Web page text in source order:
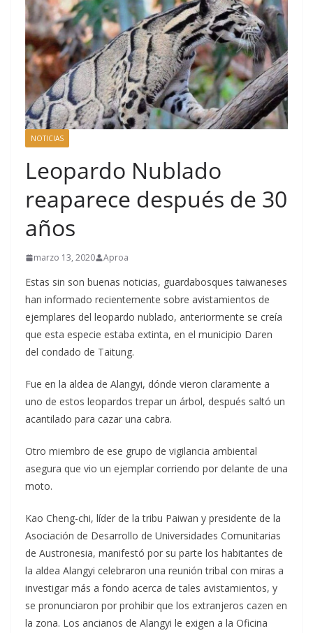
NOTICIAS
Leopardo Nublado
reaparece después de 30
años
marzo 13, 2020 Aproa
Estas sin son buenas noticias, guardabosques taiwaneses
han informado recientemente sobre avistamientos de
ejemplares del leopardo nublado, anteriormente se creía
que esta especie estaba extinta, en el municipio Daren
del condado de Taitung.
Fue en la aldea de Alangyi, dónde vieron claramente a
uno de estos leopardos trepar un árbol, después saltó un
acantilado para cazar una cabra.
Otro miembro de ese grupo de vigilancia ambiental
asegura que vio un ejemplar corriendo por delante de una
moto.
Kao Cheng-chi, líder de la tribu Paiwan y presidente de la
Asociación de Desarrollo de Universidades Comunitarias
de Austronesia, manifestó por su parte los habitantes de
la aldea Alangyi celebraron una reunión tribal con miras a
investigar más a fondo acerca de tales avistamientos, y
se pronunciaron por prohibir que los extranjeros cazen en
la zona. Los ancianos de Alangyi le exigen a la Oficina